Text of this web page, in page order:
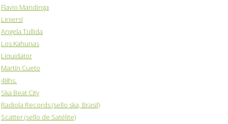
Flavio Mandinga
Liniers!
Angela Tullida
Los Kahunas
Liquidator
Martín Cueto
48hs.
Ska Beat City
Radiola Records (sello ska, Brasil)
Scatter (sello de Satélite)